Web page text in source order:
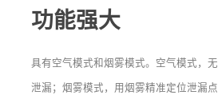
功能强大
具有空气模式和烟雾模式。空气模式，
泄漏；烟雾模式，用烟雾精准定位泄漏点